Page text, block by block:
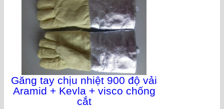
Găng tay chịu nhiệt 900 độ vải
Aramid + Kevla + visco chống
cắt